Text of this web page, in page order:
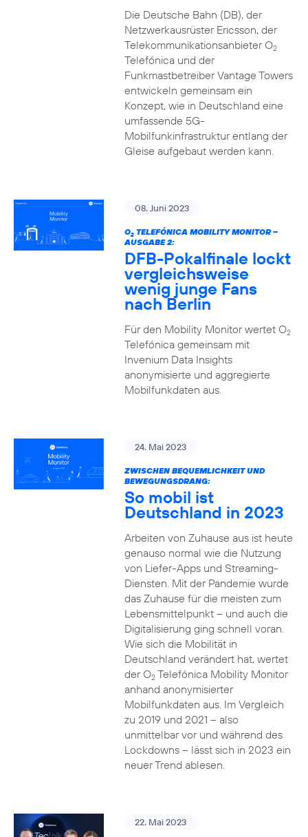
Die Deutsche Bahn (DB), der
Netzwerkausrüster Ericsson, der
Telekommunikationsanbieter O2
Telefónica und der
Funkmastbetreiber Vantage Towers
entwickeln gemeinsam ein
Konzept, wie in Deutschland eine
umfassende 5G-
Mobilfunkinfrastruktur entlang der
Gleise aufgebaut werden kann.
08. Juni 2023
O2TELEFÓNICA MOBILITY MONITOR –
AUSGABE 2:
DFB-Pokalfinale lockt
vergleichsweise
wenig junge Fans
nach Berlin
Für den Mobility Monitor wertet O2
Telefónica gemeinsam mit
Invenium Data Insights
anonymisierte und aggregierte
Mobilfunkdaten aus.
24. Mai 2023
ZWISCHEN BEQUEMLICHKEIT UND
BEWEGUNGSDRANG:
So mobil ist
Deutschland in 2023
Arbeiten von Zuhause aus ist heute
genauso normal wie die Nutzung
von Liefer-Apps und Streaming-
Diensten. Mit der Pandemie wurde
das Zuhause für die meisten zum
Lebensmittelpunkt – und auch die
Digitalisierung ging schnell voran.
Wie sich die Mobilität in
Deutschland verändert hat, wertet
der O2Telefónica Mobility Monitor
anhand anonymisierter
Mobilfunkdaten aus. Im Vergleich
zu 2019 und 2021 – also
unmittelbar vor und während des
Lockdowns – lässt sich in 2023 ein
neuer Trend ablesen.
22. Mai 2023